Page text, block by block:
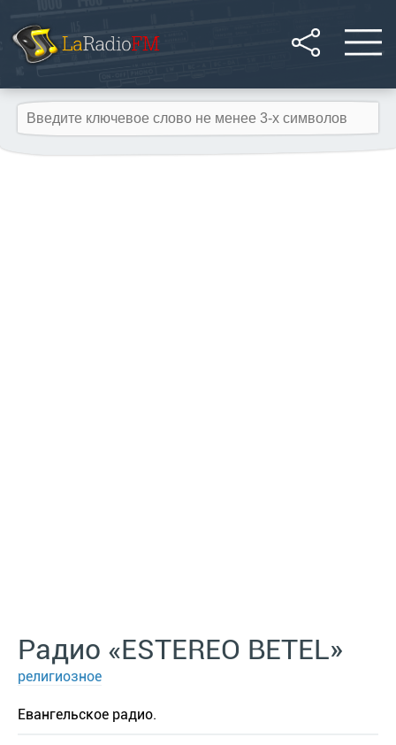
Радио «ESTEREO BETEL»
религиозное
Евангельское радио.